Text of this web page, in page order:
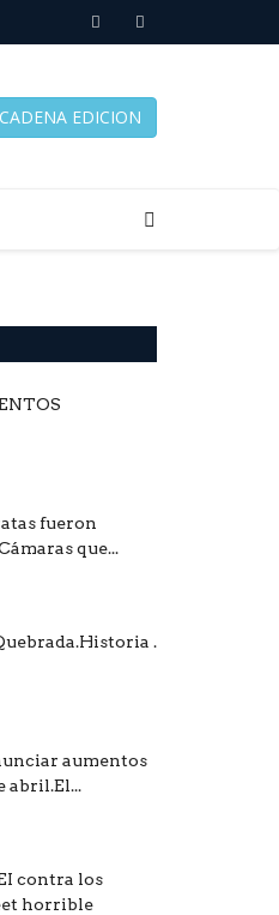
EDICION
fueron
que...
.
aumentos
abril.El...
contra los
horrible